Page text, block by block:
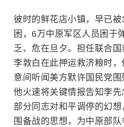
彼时的鲜花店小镇，早已
困，6万中原军区人员困于
乏、危在旦夕。担任联合
李敦白在此押运救济粮时
意间听闻美方默许国民党围
他火速将关键情报告知李
部分同志对和平调停的幻
围备战的思想，为中原部队